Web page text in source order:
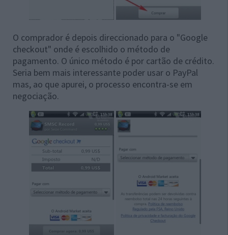
O comprador é depois direccionado para o "Google
checkout" onde é escolhido o método de
pagamento. O único método é por cartão de crédito.
Seria bem mais interessante poder usar o PayPal
mas, ao que apurei, o processo encontra-se em
negociação.